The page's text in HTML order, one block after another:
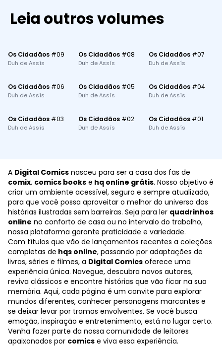
Leia outros volumes
Os Cidadãos #09
Duh de Assís
Os Cidadãos #08
Duh de Assís
Os Cidadãos #07
Duh de Assís
Os Cidadãos #06
Duh de Assís
Os Cidadãos #05
Duh de Assís
Os Cidadãos #04
Duh de Assís
Os Cidadãos #03
Duh de Assís
Os Cidadãos #02
Duh de Assís
Os Cidadãos #01
Duh de Assís
A Digital Comics nasceu para ser a casa dos fãs de
comix, comics books e hq online grátis. Nosso objetivo é
criar um ambiente acessível, seguro e sempre atualizado,
para que você possa aproveitar o melhor do universo das
histórias ilustradas sem barreiras. Seja para ler quadrinhos
online no conforto de casa ou no intervalo do trabalho,
nossa plataforma garante praticidade e variedade.
Com títulos que vão de lançamentos recentes a coleções
completas de hqs online, passando por adaptações de
livros, séries e filmes, a Digital Comics oferece uma
experiência única. Navegue, descubra novos autores,
reviva clássicos e encontre histórias que vão ficar na sua
memória. Aqui, cada página é um convite para explorar
mundos diferentes, conhecer personagens marcantes e
se deixar levar por tramas envolventes. Se você busca
emoção, inspiração e entretenimento, está no lugar certo.
Venha fazer parte da nossa comunidade de leitores
apaixonados por comics e viva essa experiência.